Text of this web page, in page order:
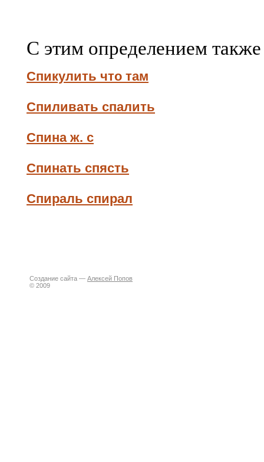
С этим определением
Спикулить что там
Спиливать спалить
Спина ж. с
Спинать спясть
Спираль спирал
Создание сайта — Алексей Попов
© 2009